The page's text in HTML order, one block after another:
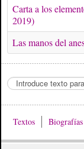
Carta a los
2019)
Las manos del
S
e
a
h
Textos Biografías